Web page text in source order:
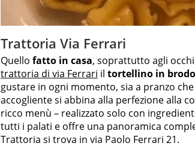
Trattoria Via Ferrari
Quello fatto in casa, soprattutto agli
trattoria di via Ferrari il tortellino in brodo
gustare in ogni momento, sia a pranzo
accogliente si abbina alla perfezione alla
ricco menù – realizzato solo con
tutti i palati e offre una panoramica
Trattoria si trova in via Paolo Ferrari 21.